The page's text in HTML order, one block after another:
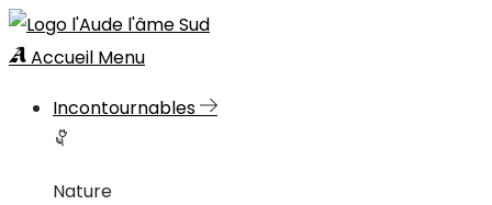
Accueil Menu
Incontournables
Nature